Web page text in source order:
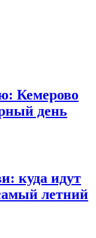
Кемерово
день
куда идут
летний